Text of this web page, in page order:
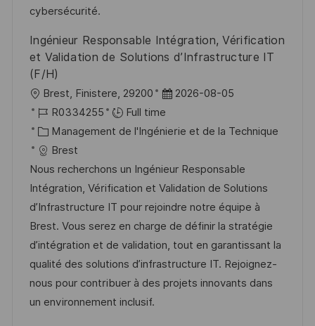
o
a
e
d
p
o
s
t
e
e
cybersécurité.
Ingénieur Responsable Intégration, Vérification
et Validation de Solutions d’Infrastructure IT
(F/H)
o
c
a
l
i
s
a
t
i
o
n
Brest, Finistere, 29200
D
a
t
d
’
a
f
f
i
c
2026-08-05
R
é
f
é
r
e
n
c
e
d
u
R0334255
Full time
C
a
t
é
g
o
r
i
e
Management de l'Ingénierie et de la Technique
Brest
Nous recherchons un Ingénieur Responsable
Intégration, Vérification et Validation de Solutions
d’Infrastructure IT pour rejoindre notre équipe à
Brest. Vous serez en charge de définir la stratégie
d’intégration et de validation, tout en garantissant la
qualité des solutions d’infrastructure IT. Rejoignez-
nous pour contribuer à des projets innovants dans
un environnement inclusif.